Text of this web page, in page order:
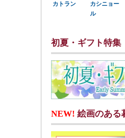
カトラン
カシニョー
ル
初夏・ギフト特集
NEW! 絵画のある